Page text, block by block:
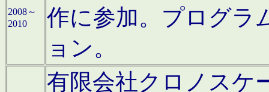
2008～
2010
作に参加。プログラ
ョン。
有限会社クロノスケ